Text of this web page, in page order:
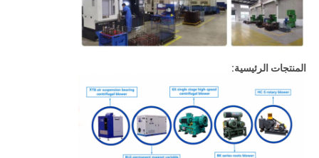
المنتجات الرئيسية: